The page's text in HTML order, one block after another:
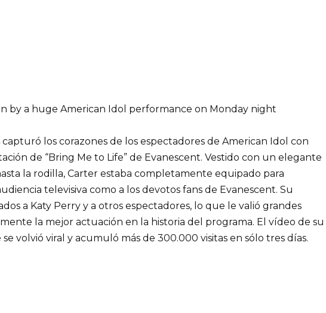
los corazones de los espectadores de American Idol con
de “Bring Me to Life” de Evanescent. Vestido con un elegante
la rodilla, Carter estaba completamente equipado para
televisiva como a los devotos fans de Evanescent. Su
a Katy Perry y a otros espectadores, lo que le valió grandes
la mejor actuación en la historia del programa. El vídeo de su
volvió viral y acumuló más de 300.000 visitas en sólo tres días.